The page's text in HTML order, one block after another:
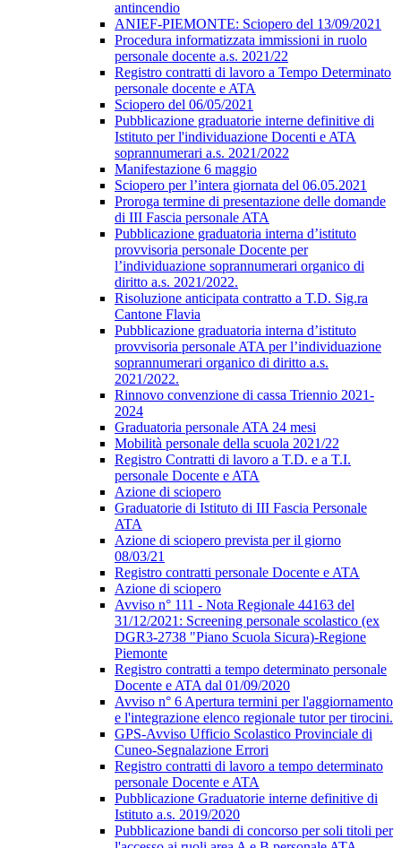
antincendio
ANIEF-PIEMONTE: Sciopero del 13/09/2021
Procedura informatizzata immissioni in ruolo
personale docente a.s. 2021/22
Registro contratti di lavoro a Tempo Determinato
personale docente e ATA
Sciopero del 06/05/2021
Pubblicazione graduatorie interne definitive di
Istituto per l'individuazione Docenti e ATA
soprannumerari a.s. 2021/2022
Manifestazione 6 maggio
Sciopero per l’intera giornata del 06.05.2021
Proroga termine di presentazione delle domande
di III Fascia personale ATA
Pubblicazione graduatoria interna d’istituto
provvisoria personale Docente per
l’individuazione soprannumerari organico di
diritto a.s. 2021/2022.
Risoluzione anticipata contratto a T.D. Sig.ra
Cantone Flavia
Pubblicazione graduatoria interna d’istituto
provvisoria personale ATA per l’individuazione
soprannumerari organico di diritto a.s.
2021/2022.
Rinnovo convenzione di cassa Triennio 2021-
2024
Graduatoria personale ATA 24 mesi
Mobilità personale della scuola 2021/22
Registro Contratti di lavoro a T.D. e a T.I.
personale Docente e ATA
Azione di sciopero
Graduatorie di Istituto di III Fascia Personale
ATA
Azione di sciopero prevista per il giorno
08/03/21
Registro contratti personale Docente e ATA
Azione di sciopero
Avviso n° 111 - Nota Regionale 44163 del
31/12/2021: Screening personale scolastico (ex
DGR3-2738 "Piano Scuola Sicura)-Regione
Piemonte
Registro contratti a tempo determinato personale
Docente e ATA dal 01/09/2020
Avviso n° 6 Apertura termini per l'aggiornamento
e l'integrazione elenco regionale tutor per tirocini.
GPS-Avviso Ufficio Scolastico Provinciale di
Cuneo-Segnalazione Errori
Registro contratti di lavoro a tempo determinato
personale Docente e ATA
Pubblicazione Graduatorie interne definitive di
Istituto a.s. 2019/2020
Pubblicazione bandi di concorso per soli titoli per